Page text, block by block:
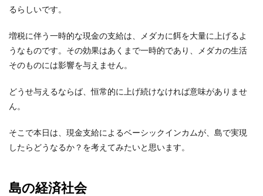
るらしいです。
増税に伴う一時的な現金の支給は、メダカに餌を大量に上げるよ
うなものです。その効果はあくまで一時的であり、メダカの生活
そのものには影響を与えません。
どうせ与えるならば、恒常的に上げ続けなければ意味がありませ
ん。
そこで本日は、現金支給によるベーシックインカムが、島で実現
したらどうなるか？を考えてみたいと思います。
島の経済社会